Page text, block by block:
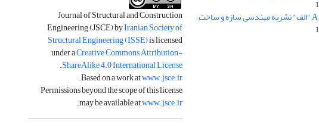
Journal of Structural and Construction
Engineering (JSCE) byIranian Society of
Structural Engineering (ISSE)is licensed
under aCreative Commons Attribution-
ShareAlike 4.0 International License
.
Based on a work atwww.jsce.ir
.
Permissions beyond the scope of this license
may be available atwww.jsce.ir
.